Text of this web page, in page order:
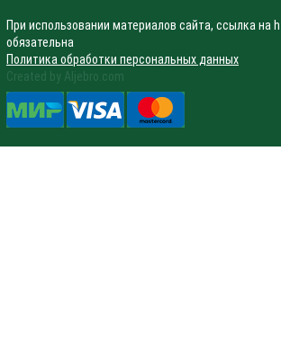
При использовании материалов сайта, ссылка на
обязательна
Политика обработки персональных данных
Created by Aljebro.com